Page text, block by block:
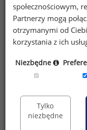
Kobiety
13
wynagrodzeniach
przędzalniczych
społecznościowym,
Partnerzy mogą
otrzymanymi od
korzystania z ich
Niezbędne
Tylko
niezbędne